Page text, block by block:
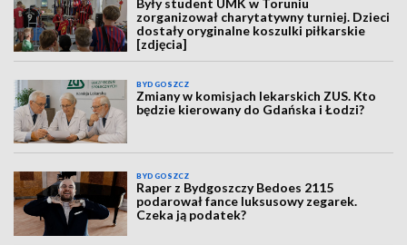
Były student UMK w Toruniu
zorganizował charytatywny turniej. Dzieci
dostały oryginalne koszulki piłkarskie
[zdjęcia]
BYDGOSZCZ
Zmiany w komisjach lekarskich ZUS. Kto
będzie kierowany do Gdańska i Łodzi?
BYDGOSZCZ
Raper z Bydgoszczy Bedoes 2115
podarował fance luksusowy zegarek.
Czeka ją podatek?